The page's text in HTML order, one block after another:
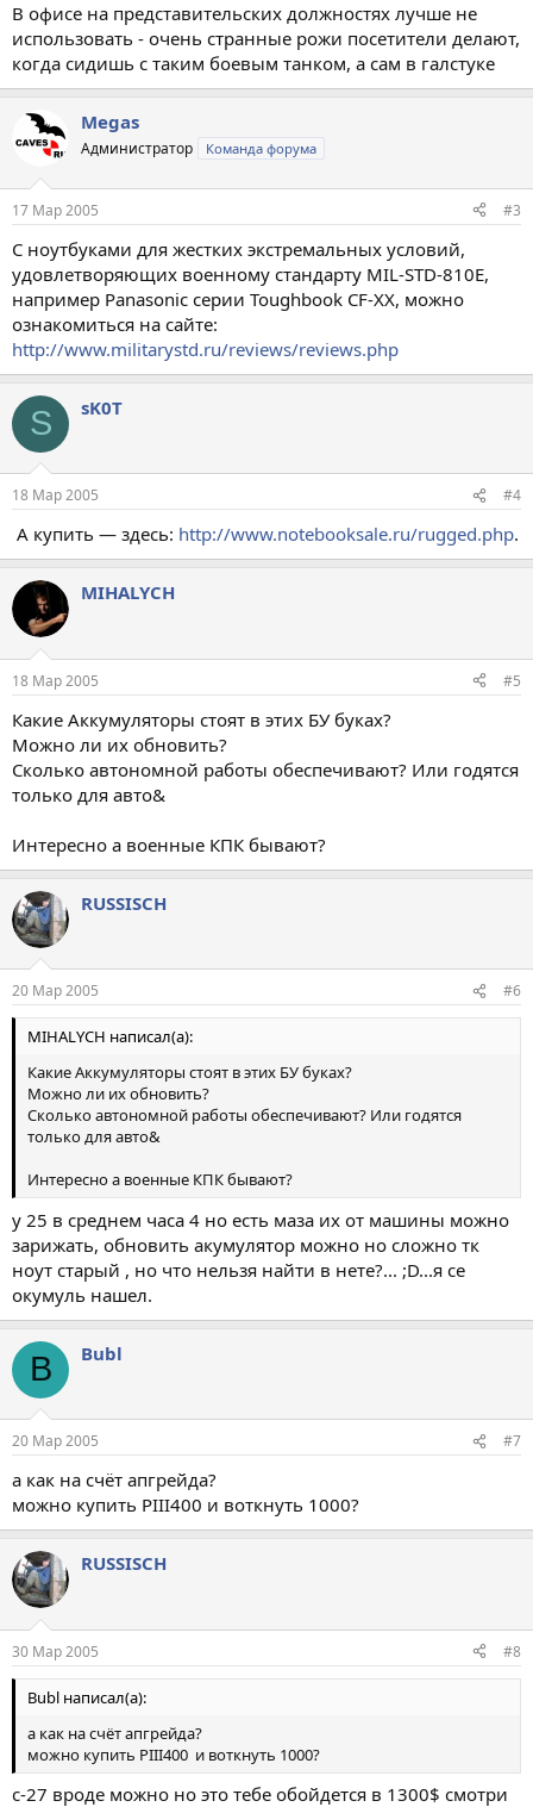
В офисе на представительских должностях лучше не
использовать - очень странные рожи посетители делают,
когда сидишь с таким боевым танком, а сам в галстуке
Megas
Администратор Команда форума
17 Мар 2005 #3
С ноутбуками для жестких экстремальных условий,
удовлетворяющих военному стандарту MIL-STD-810E,
например Panasonic серии Toughbook CF-XX, можно
ознакомиться на сайте:
http://www.militarystd.ru/reviews/reviews.php
S sK0T
18 Мар 2005 #4
А купить — здесь: http://www.notebooksale.ru/rugged.php.
MIHALYCH
18 Мар 2005 #5
Какие Аккумуляторы стоят в этих БУ буках?
Можно ли их обновить?
Сколько автономной работы обеспечивают? Или годятся
только для авто&
Интересно а военные КПК бывают?
RUSSISCH
20 Мар 2005 #6
MIHALYCH написал(а):
Какие Аккумуляторы стоят в этих БУ буках?
Можно ли их обновить?
Сколько автономной работы обеспечивают? Или годятся
только для авто&
Интересно а военные КПК бывают?
у 25 в среднем часа 4 но есть маза их от машины можно
зарижать, обновить акумулятор можно но сложно тк
ноут старый , но что нельзя найти в нете?... ;D...я се
окумуль нашел.
B Bubl
20 Мар 2005 #7
а как на счёт апгрейда?
можно купить РIII400 и воткнуть 1000?
RUSSISCH
30 Мар 2005 #8
Bubl написал(а):
а как на счёт апгрейда?
можно купить РIII400 и воткнуть 1000?
с-27 вроде можно но это тебе обойдется в 1300$ смотри